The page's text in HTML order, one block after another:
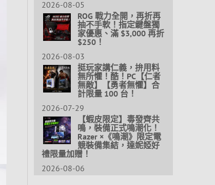
2026-08-05
ROG 戰力全開，再折再
抽不手軟！指定鍵盤獨
家優惠、滿 $3,000 再折
$250！
2026-08-03
挺玩家講仁義，拚用料
無所懼！酷！PC【仁者
無敵】【勇者無懼】合
計限量 100 台！
2026-07-29
【蝦皮限定】毒發齊共
鳴，裝備正式鳴潮化！
Razer ×《鳴潮》限定電
競裝備集結，達妮婭好
禮限量加贈！
2026-08-06